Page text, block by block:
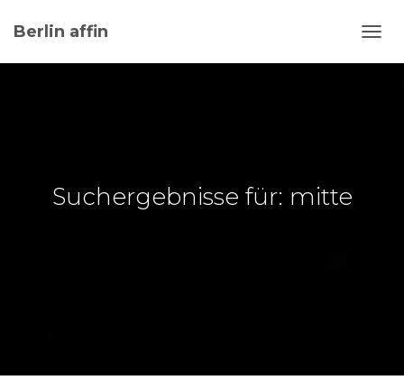
Berlin affin
Suchergebnisse für: mitte